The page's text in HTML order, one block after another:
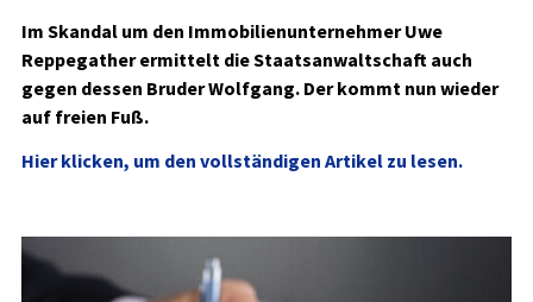
Im Skandal um den Immobilienunternehmer Uwe
Reppegather ermittelt die Staatsanwaltschaft auch
gegen dessen Bruder Wolfgang. Der kommt nun wieder
auf freien Fuß.
Hier klicken, um den vollständigen Artikel zu lesen.